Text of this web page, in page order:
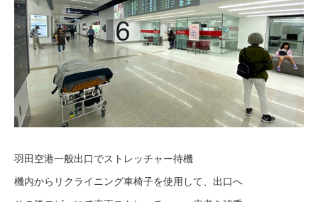
羽田空港一般出口でストレッチャー待機
機内からリクライニング車椅子を使用して、出口へ